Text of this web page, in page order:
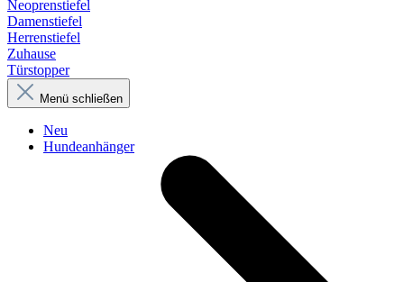
Neoprenstiefel
Damenstiefel
Herrenstiefel
Zuhause
Türstopper
Menü schließen
Neu
Hundeanhänger